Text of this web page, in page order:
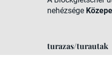
nehézsége
turazas/turautak